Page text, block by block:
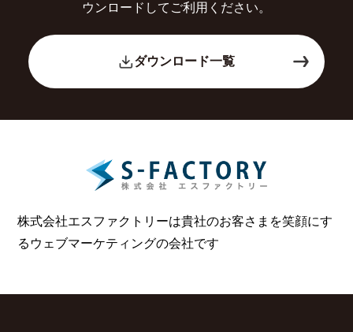
ウンロードしてご利用ください。
ダウンロード一覧
株式会社エスファクトリーは貴社のお客さまを笑顔にす
る ウェブマーケティングの会社です